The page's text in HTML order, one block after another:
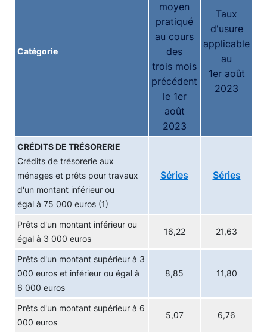
Catégorie
moyen
pratiqué
au cours
des
trois mois
précédent
le 1er
août
2023
Taux
d'usure
applicable
au
1er août
2023
CRÉDITS DE TRÉSORERIE
Crédits de trésorerie aux
ménages et prêts pour travaux
d'un montant inférieur ou
égal à 75 000 euros (1)
Séries Séries
Prêts d'un montant inférieur ou
égal à 3 000 euros
16,22 21,63
Prêts d'un montant supérieur à 3
000 euros et inférieur ou égal à
6 000 euros
8,85 11,80
Prêts d'un montant supérieur à 6
000 euros
5,07 6,76